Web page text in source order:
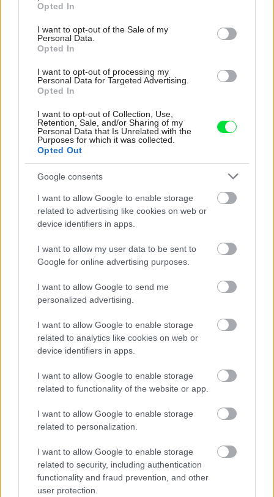
use your data for below specified purposes in below Google
consent section.
Opted In
I want to opt-out of the Sale of my
Personal Data.
Opted In
I want to opt-out of processing my
Personal Data for Targeted Advertising.
Opted In
I want to opt-out of Collection, Use,
Retention, Sale, and/or Sharing of my
Personal Data that Is Unrelated with the
Purposes for which it was collected.
Opted Out
Google consents
I want to allow Google to enable storage
related to advertising like cookies on web or
device identifiers in apps.
I want to allow my user data to be sent to
Google for online advertising purposes.
I want to allow Google to send me
personalized advertising.
I want to allow Google to enable storage
related to analytics like cookies on web or
device identifiers in apps.
I want to allow Google to enable storage
related to functionality of the website or app.
I want to allow Google to enable storage
related to personalization.
I want to allow Google to enable storage
related to security, including authentication
functionality and fraud prevention, and other
user protection.
V dome v lese vyriešili známy problém. Dvaja
majitelia v ňom majú dosť súkromia aj miesto pre
spoločný čas
Kedysi boli veľkým trendom, dnes sa im radšej
vyhnite. Týchto 7 vecí robí vašu obývačku
zastaralou
K bytu ladili aj škáry v obklade. Majitelia zbúrali
stereotyp, bývanie vyzerá ako z filmov svojského
režiséra
Bývanie ako na dovolenke: Príjemný bungalov
stavil na osvedčené materiály
Inšpirácie
kuchyňa,textil,zelená
Najnovšie príspevky